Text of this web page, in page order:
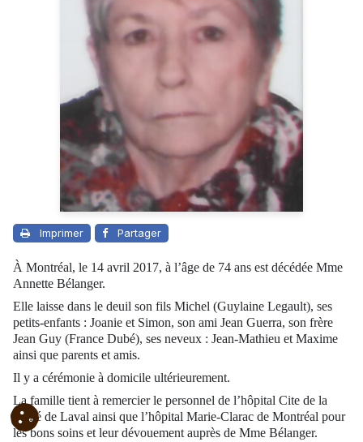
Imprimer Partager
À Montréal, le 14 avril 2017, à l’âge de 74 ans est décédée Mme
Annette Bélanger.
Elle laisse dans le deuil son fils Michel (Guylaine Legault), ses
petits-enfants : Joanie et Simon, son ami Jean Guerra, son frère
Jean Guy (France Dubé), ses neveux : Jean-Mathieu et Maxime
ainsi que parents et amis.
Il y a cérémonie à domicile ultérieurement.
La famille tient à remercier le personnel de l’hôpital Cite de la
Santé de Laval ainsi que l’hôpital Marie-Clarac de Montréal pour
les bons soins et leur dévouement auprès de Mme Bélanger.